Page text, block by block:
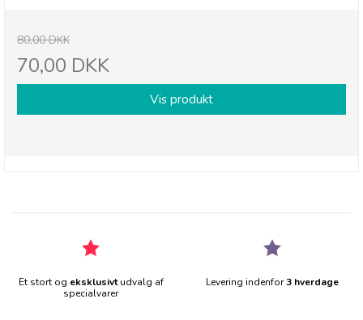
80,00 DKK
70,00 DKK
Vis produkt
Et stort og eksklusivtudvalg af
specialvarer
Levering indenfor3 hverdage